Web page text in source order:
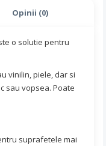
Opinii (0)
o solutie pentru
vinilin, piele, dar si
sau vopsea. Poate
suprafetele mai